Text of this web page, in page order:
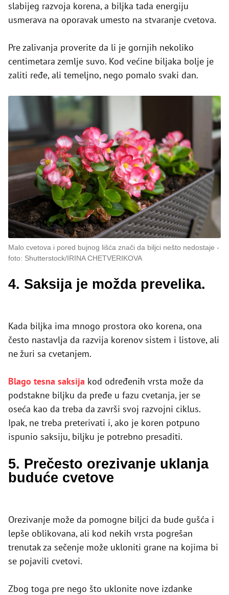
slabijeg razvoja korena, a biljka tada energiju
usmerava na oporavak umesto na stvaranje cvetova.
Pre zalivanja proverite da li je gornjih nekoliko
centimetara zemlje suvo. Kod većine biljaka bolje je
zaliti ređe, ali temeljno, nego pomalo svaki dan.
Malo cvetova i pored bujnog lišća znači da biljci nešto nedostaje
foto: Shutterstock/IRINA CHETVERIKOVA
4. Saksija je možda prevelika.
Kada biljka ima mnogo prostora oko korena, ona
često nastavlja da razvija korenov sistem i listove, ali
ne žuri sa cvetanjem.
Blago tesna saksija kod određenih vrsta može da
podstakne biljku da pređe u fazu cvetanja, jer se
oseća kao da treba da završi svoj razvojni ciklus.
Ipak, ne treba preterivati i, ako je koren potpuno
ispunio saksiju, biljku je potrebno presaditi.
5. Prečesto orezivanje uklanja
buduće cvetove
Orezivanje može da pomogne biljci da bude gušća i
lepše oblikovana, ali kod nekih vrsta pogrešan
trenutak za sečenje može ukloniti grane na kojima bi
se pojavili cvetovi.
Zbog toga pre nego što uklonite nove izdanke